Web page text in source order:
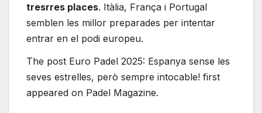
tresrres places. Itàlia, França i Portugal
semblen les millor preparades per intentar
entrar en el podi europeu.
The post Euro Padel 2025: Espanya sense les
seves estrelles, però sempre intocable! first
appeared on Padel Magazine.